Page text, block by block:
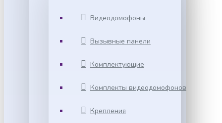
Видеодомофоны
Вызывные панели
Комплектующие
Комплекты видеодомофонов
Крепления